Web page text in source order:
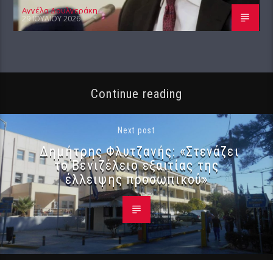
Αγγέλα Δουλγεράκη
29 ΙΟΥΛΊΟΥ 2026
Continue reading
Next post
Δημήτρης Φλυτζανής: «Στενάζει
το Βενιζέλειο εξαιτίας της
έλλειψης προσωπικού»